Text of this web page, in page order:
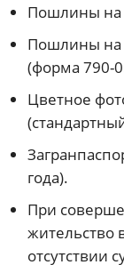
Пошлины на
Пошлины на
(форма 790-
Цветное
года).
При
жительство
отсутствии